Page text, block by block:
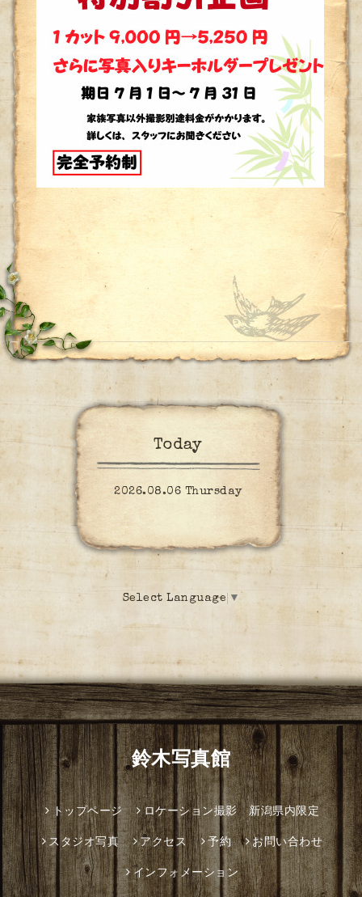
Today
2026.08.06 Thursday
Select Language ▼
鈴木写真館
トップページ ロケーション撮影 新潟県内限定
スタジオ写真 アクセス 予約 お問い合わせ
インフォメーション